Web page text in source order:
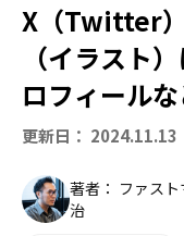
X（Twitter
（イラスト
ロフィール
更新日： 2024.11.13
著者： ファス
治